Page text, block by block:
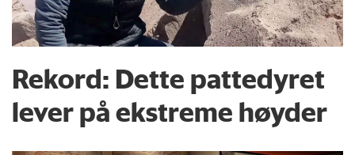
Rekord: Dette pattedyret
lever på ekstreme høyder